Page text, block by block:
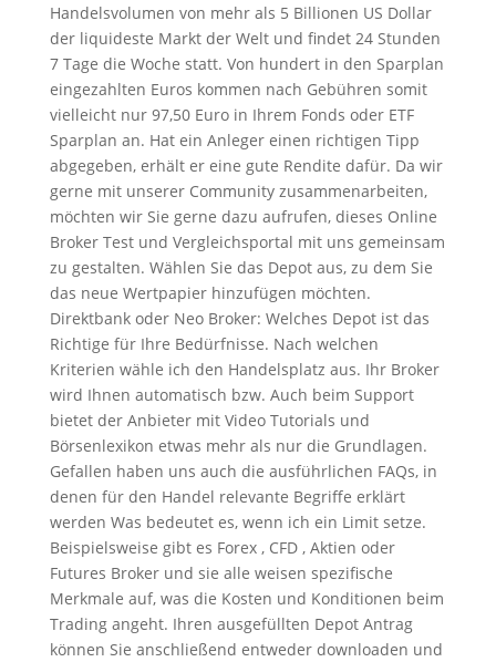
Handelsvolumen von mehr als 5 Billionen US Dollar
der liquideste Markt der Welt und findet 24 Stunden
7 Tage die Woche statt. Von hundert in den Sparplan
eingezahlten Euros kommen nach Gebühren somit
vielleicht nur 97,50 Euro in Ihrem Fonds oder ETF
Sparplan an. Hat ein Anleger einen richtigen Tipp
abgegeben, erhält er eine gute Rendite dafür. Da wir
gerne mit unserer Community zusammenarbeiten,
möchten wir Sie gerne dazu aufrufen, dieses Online
Broker Test und Vergleichsportal mit uns gemeinsam
zu gestalten. Wählen Sie das Depot aus, zu dem Sie
das neue Wertpapier hinzufügen möchten.
Direktbank oder Neo Broker: Welches Depot ist das
Richtige für Ihre Bedürfnisse. Nach welchen
Kriterien wähle ich den Handelsplatz aus. Ihr Broker
wird Ihnen automatisch bzw. Auch beim Support
bietet der Anbieter mit Video Tutorials und
Börsenlexikon etwas mehr als nur die Grundlagen.
Gefallen haben uns auch die ausführlichen FAQs, in
denen für den Handel relevante Begriffe erklärt
werden Was bedeutet es, wenn ich ein Limit setze.
Beispielsweise gibt es Forex , CFD , Aktien oder
Futures Broker und sie alle weisen spezifische
Merkmale auf, was die Kosten und Konditionen beim
Trading angeht. Ihren ausgefüllten Depot Antrag
können Sie anschließend entweder downloaden und